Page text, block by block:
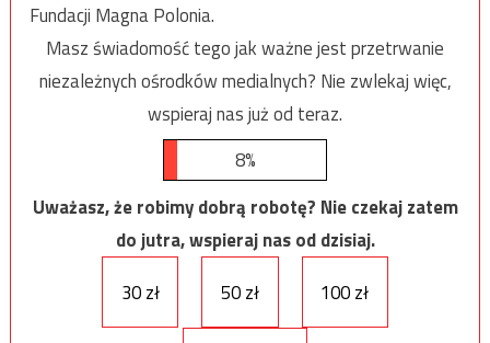
Fundacji Magna Polonia.
Masz świadomość tego jak ważne jest przetrwanie
niezależnych ośrodków medialnych? Nie zwlekaj więc,
wspieraj nas już od teraz.
8%
Uważasz, że robimy dobrą robotę? Nie czekaj zatem
do jutra, wspieraj nas od dzisiaj.
30 zł
50 zł 100 zł